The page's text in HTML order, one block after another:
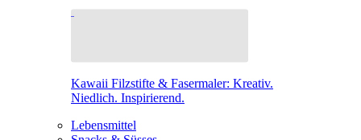
Kawaii Filzstifte & Fasermaler: Kreativ.
Niedlich. Inspirierend.
Lebensmittel